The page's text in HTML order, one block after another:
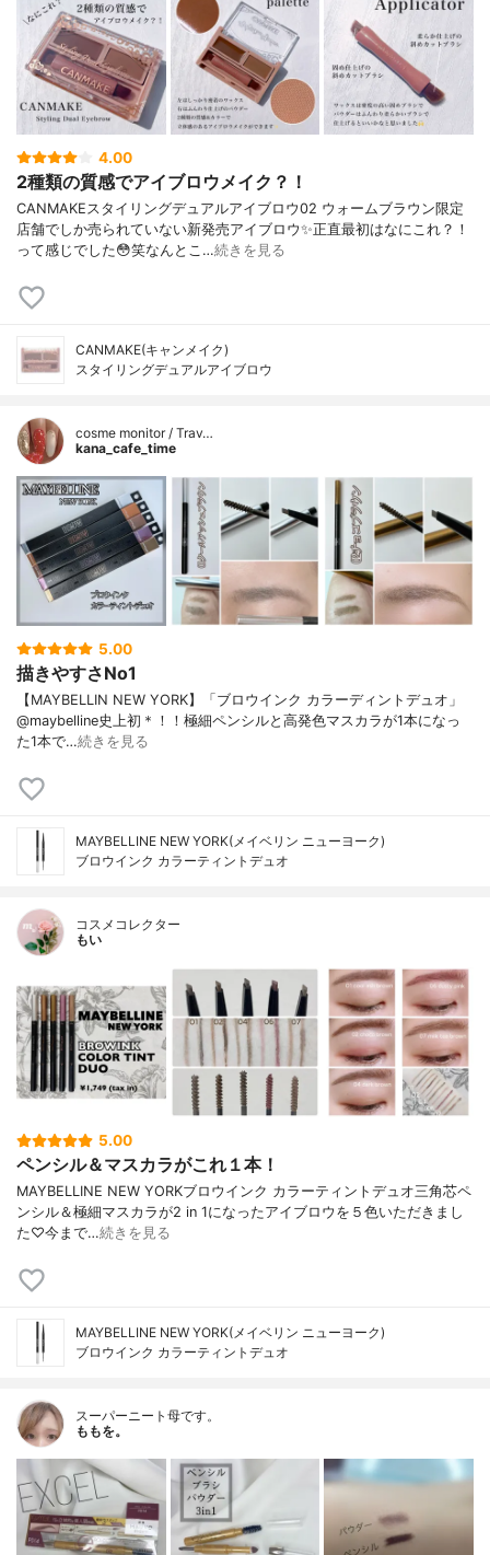
4.00
2種類の質感でアイブロウメイク？！
CANMAKEスタイリングデュアルアイブロウ02 ウォームブラウン限定
店舗でしか売られていない新発売アイブロウ✨正直最初はなにこれ？！
って感じでした😳笑なんとこ…続きを見る
CANMAKE(キャンメイク)
スタイリングデュアルアイブロウ
cosme monitor / Trav…
kana_cafe_time
5.00
描きやすさNo1
【MAYBELLIN NEW YORK】「ブロウインク カラーディントデュオ」
@maybelline史上初＊！！極細ペンシルと高発色マスカラが1本になっ
た1本で…続きを見る
MAYBELLINE NEW YORK(メイベリン ニューヨーク)
ブロウインク カラーティントデュオ
コスメコレクター
もい
5.00
ペンシル＆マスカラがこれ１本！
MAYBELLINE NEW YORKブロウインク カラーティントデュオ三角芯ペ
ンシル＆極細マスカラが2 in 1になったアイブロウを５色いただきまし
た♡今まで…続きを見る
MAYBELLINE NEW YORK(メイベリン ニューヨーク)
ブロウインク カラーティントデュオ
スーパーニート母です。
ももを。